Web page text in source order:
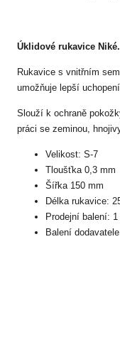
Úklidové rukavice Niké.
Rukavice s vnitřním
umožňuje lepší
Slouží k ochraně
práci se zeminou,
Velikost: S-7
Tloušťka 0,3 mm
Šířka 150 mm
Délka rukavice:
Prodejní balení: 1
Balení